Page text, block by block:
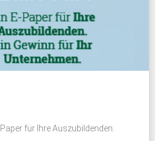
für Ihre Auszubildenden.